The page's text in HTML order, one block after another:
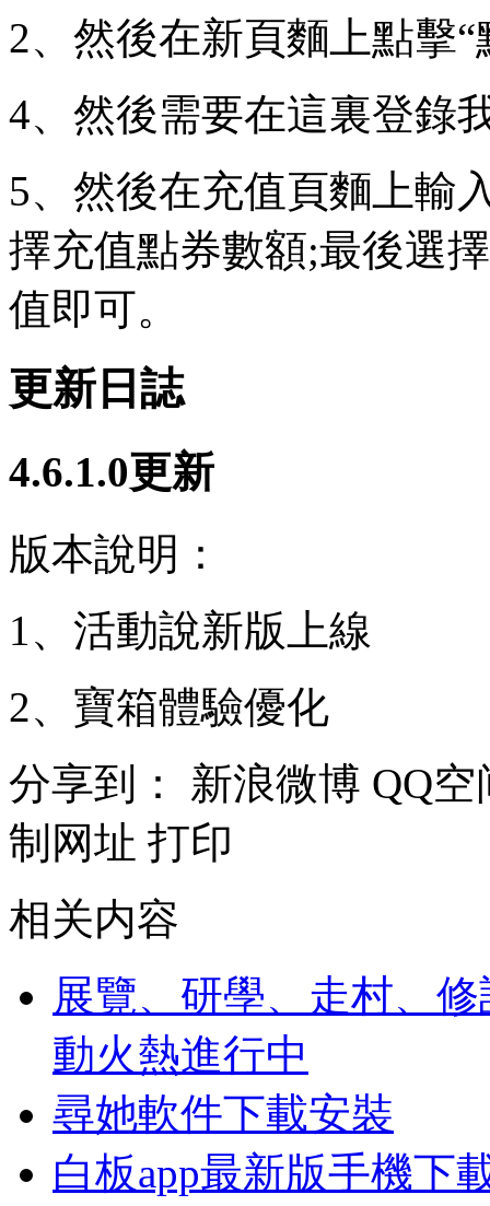
2、然後在新頁麵上點擊“
4、然後需要在這裏登錄
5、然後在充值頁麵上輸
擇充值點券數額;最後選
值即可。
更新日誌
4.6.1.0更新
版本說明：
1、活動說新版上線
2、寶箱體驗優化
分享到：
新浪微博 QQ空
制网址 打印
相关内容
展覽、研學、走村、
動火熱進行中
尋她軟件下載安裝
白板app最新版手機下